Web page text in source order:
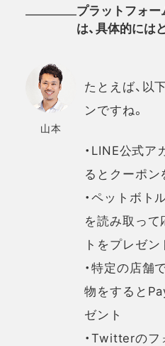
プラットフォ
は、具体的には
山本
たとえば、以
ンですね。
・LINE公式
るとクーポン
・ペットボト
を読み取っ
トをプレゼン
・特定の店舗
物をすると
ゼント
・Twitterの